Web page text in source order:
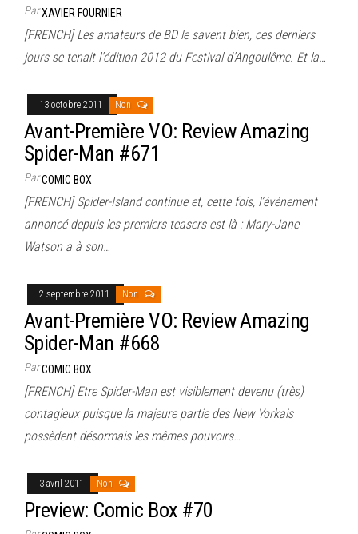
ParXAVIER FOURNIER
[FRENCH] Les amateurs de BD le savent bien, ces derniers
jours se tenait l’édition 2012 du Festival d’Angoulême. Et la…
13 octobre 2011 Non
Avant-Première VO: Review Amazing
Spider-Man #671
ParCOMIC BOX
[FRENCH] Spider-Island continue et, cette fois, l’événement
annoncé depuis les premiers teasers est là : Mary-Jane
Watson a à son…
2 septembre 2011 Non
Avant-Première VO: Review Amazing
Spider-Man #668
ParCOMIC BOX
[FRENCH] Etre Spider-Man est visiblement devenu (très)
contagieux puisque la majeure partie des New Yorkais
possèdent désormais les mêmes pouvoirs…
3 avril 2011 Non
Preview: Comic Box #70